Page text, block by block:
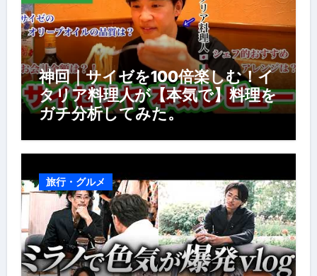
神回｜サイゼを100倍楽しむ！イ
タリア料理人が【本気で】料理を
ガチ分析してみた。
旅行・グルメ